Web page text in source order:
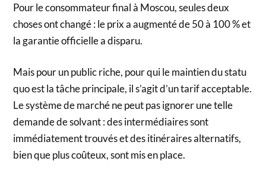
Pour le consommateur final à Moscou, seules deux
choses ont changé : le prix a augmenté de 50 à 100 % et
la garantie officielle a disparu.
Mais pour un public riche, pour qui le maintien du statu
quo est la tâche principale, il s’agit d’un tarif acceptable.
Le système de marché ne peut pas ignorer une telle
demande de solvant : des intermédiaires sont
immédiatement trouvés et des itinéraires alternatifs,
bien que plus coûteux, sont mis en place.